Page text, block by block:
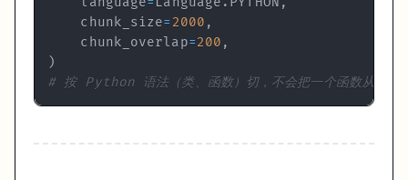
result = rag_chain_with_source.invoke(
(result["answer"
"\n来源文件:"
doc in result["sources"
]:
print
RAG 常见失败原因
    chunk_size
= 2000 ,
    chunk_overlap
=200 ,
)
# 按 Python 语法（类、函数）切，不会把一个函数从中间